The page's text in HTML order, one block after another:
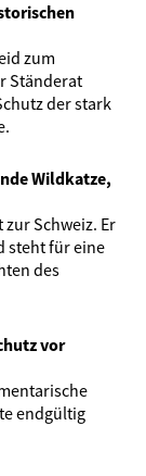
zum
Ständerat
der stark
Wildkatze,
Schweiz. Er
steht für eine
des
vor
endgültig